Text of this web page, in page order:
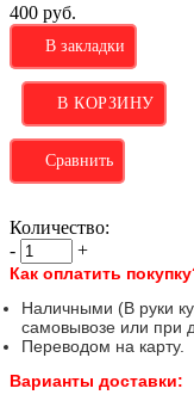
400 руб.
В закладки
Сравнить
Количество:
-
+
Как оплатить
Наличными (В руки
самовывозе или при
Переводом на карту.
Варианты доставки: